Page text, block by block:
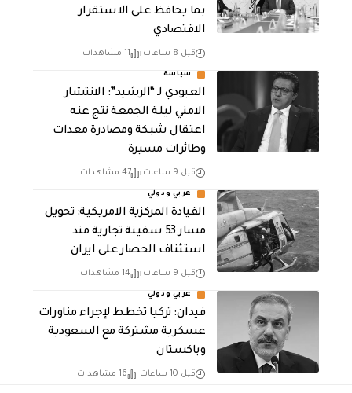
بما يحافظ على الاستقرار
الاقتصادي
قبل 8 ساعات 11 مشاهدات
سياسة
العبودي لـ “الرشيد”: الانتشار
الامني ليلة الجمعة نتج عنه
اعتقال شبكة ومصادرة معدات
وطائرات مسيرة
قبل 9 ساعات 47 مشاهدات
عربي ودولي
القيادة المركزية الامريكية: تحويل
مسار 53 سفينة تجارية منذ
استئناف الحصار على ايران
قبل 9 ساعات 14 مشاهدات
عربي ودولي
فيدان: تركيا تخطط لإجراء مناورات
عسكرية مشتركة مع السعودية
وباكستان
قبل 10 ساعات 16 مشاهدات